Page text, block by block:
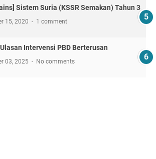
Sistem Suria (KSSR Semakan) Tahun 3
15, 2020 1 comment
Intervensi PBD Berterusan
03, 2025 No comments